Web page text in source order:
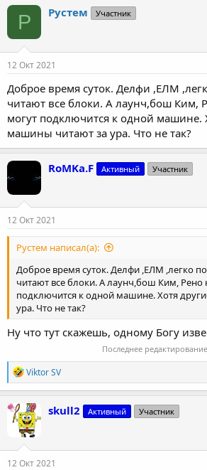
т
о
е
м
ы
т
л
а
Р Рустем Участник
12 Окт 2021
Доброе время суток. Делфи ,ЕЛМ
читают все блоки. А лаунч,бош Ким,
могут подключится к одной машине.
машины читают за ура. Что не так?
RoMKa.F Активный Участник
12 Окт 2021
Рустем написал(а):
Доброе время суток. Делфи ,ЕЛМ ,легко
читают все блоки. А лаунч,бош Ким, Рено
подключится к одной машине. Хотя
ура. Что не так?
Ну что тут скажешь, одному Богу
Последнее
Р
е
а
к
ц
и
и
:
Viktor SV
skull2 Активный Участник
12 Окт 2021